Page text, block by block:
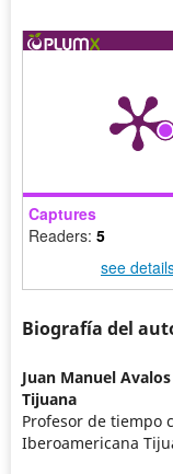
Captures
Readers: 5
see
Biografía del
Juan Manuel
Tijuana
Profesor de tiempo
Iberoamericana